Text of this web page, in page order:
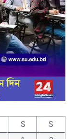
S
S